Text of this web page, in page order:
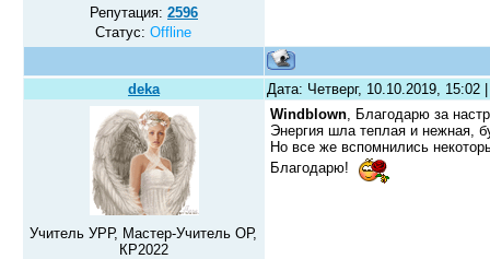
Репутация: 2596
Статус:Offline
deka Дата: Четверг, 10.10.2019,
Учитель УРР, Мастер-Учитель ОР,
КР2022
Windblown , Благодарю за
Энергия шла теплая и нежная,
Но все же вспомнились
Благодарю!